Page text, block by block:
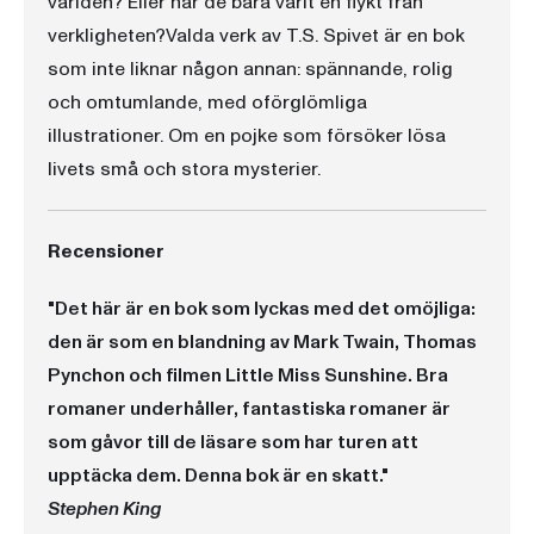
verkligheten?Valda verk av T.S. Spivet är en bok
som inte liknar någon annan: spännande, rolig
och omtumlande, med oförglömliga
illustrationer. Om en pojke som försöker lösa
livets små och stora mysterier.
Recensioner
"Det här är en bok som lyckas med det omöjliga:
den är som en blandning av Mark Twain, Thomas
Pynchon och filmen Little Miss Sunshine. Bra
romaner underhåller, fantastiska romaner är
som gåvor till de läsare som har turen att
upptäcka dem. Denna bok är en skatt."
Stephen King